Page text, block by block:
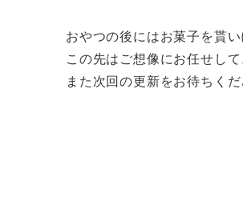
おやつの後にはお菓子を貰
この先はご想像にお任せし
また次回の更新をお待ちく